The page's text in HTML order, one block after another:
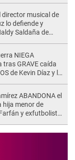
director musical de
lo defiende y
Saldaña de
NIEGA
tras GRAVE caída
de Kevin Díaz y lo
ABANDONA el
hija menor de
y exfutbolista